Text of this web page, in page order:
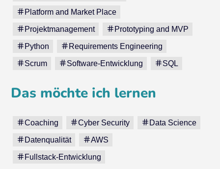
Platform and Market Place
Projektmanagement Prototyping and MVP
Python Requirements Engineering
Scrum Software-Entwicklung SQL
Das möchte ich lernen
Coaching Cyber Security Data Science
Datenqualität AWS
Fullstack-Entwicklung